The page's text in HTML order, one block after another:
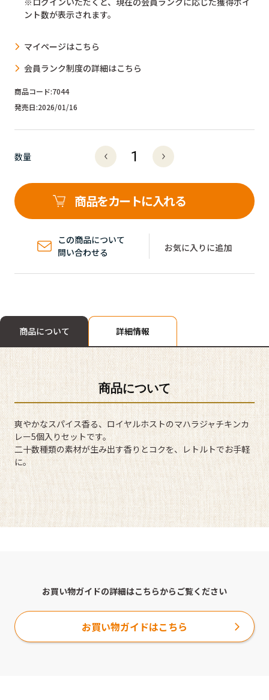
商品コード:7044
発売日:2026/01/16
数量
商品をカートに入れる
この商品について
問い合わせる
お気に入りに追加
ント数が表示されます。
マイページはこちら
会員ランク制度の詳細はこちら
商品について 詳細情報
商品について
爽やかなスパイス香る、ロイヤルホストのマハラジャチキンカ
レー5個入りセットです。
二十数種類の素材が生み出す香りとコクを、レトルトでお手軽
に。
お買い物ガイドの詳細はこちらからご覧ください
お買い物ガイドはこちら